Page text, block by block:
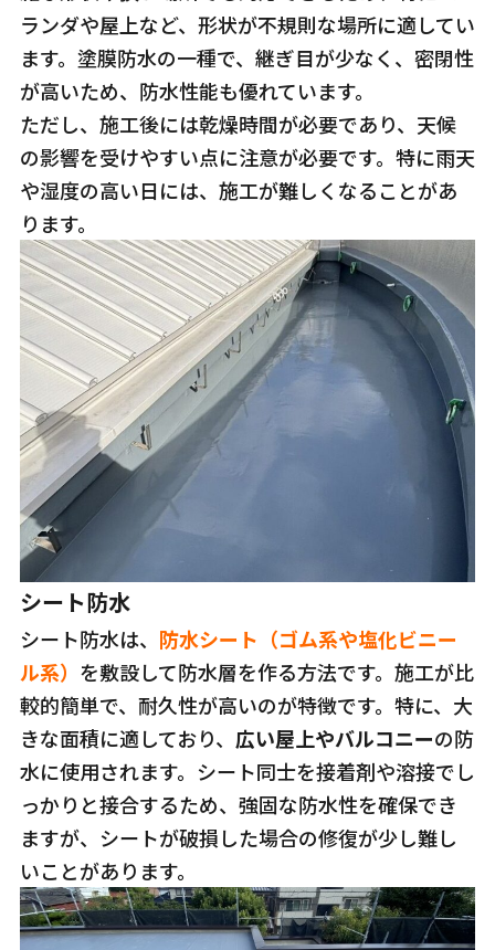
ランダや屋上など、形状が不規則な場所に適してい
ます。塗膜防水の一種で、継ぎ目が少なく、密閉性
が高いため、防水性能も優れています。
ただし、施工後には乾燥時間が必要であり、天候
の影響を受けやすい点に注意が必要です。特に雨天
や湿度の高い日には、施工が難しくなることがあ
ります。
シート防水
シート防水は、 防水シート（ゴム系や塩化ビニー
ル系） を敷設して防水層を作る方法です。施工が比
較的簡単で、耐久性が高いのが特徴です。特に、大
きな面積に適しており、 広い屋上やバルコニーの防
水に使用されます。シート同士を接着剤や溶接でし
っかりと接合するため、強固な防水性を確保でき
ますが、シートが破損した場合の修復が少し難し
いことがあります。